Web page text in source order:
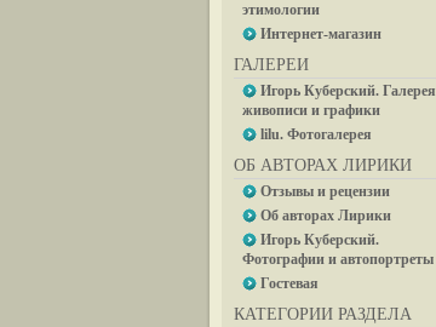
этимологии
Интернет-магазин
ГАЛЕРЕИ
Игорь Куберский. Галерея
живописи и графики
lilu. Фотогалерея
ОБ АВТОРАХ ЛИРИКИ
Отзывы и рецензии
Об авторах Лирики
Игорь Куберский.
Фотографии и автопортреты
Гостевая
КАТЕГОРИИ РАЗДЕЛА